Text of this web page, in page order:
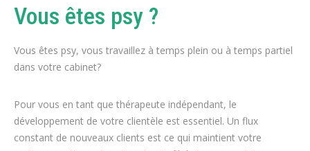
Vous êtes psy ?
Vous êtes psy, vous travaillez à temps plein ou à temps partiel
dans votre cabinet?
Pour vous en tant que thérapeute indépendant, le
développement de votre clientèle est essentiel. Un flux
constant de nouveaux clients est ce qui maintient votre